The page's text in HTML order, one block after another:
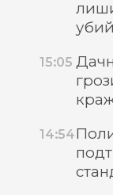
15:05
14:54